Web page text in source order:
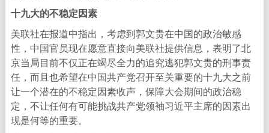
十九大的不稳定因素
美联社在报道中指出，考虑到郭文贵在中国的政治敏感
性，中国官员现在愿意直接向美联社提供信息，表明了北
京当局目前不仅正在竭尽全力的追究逃犯郭文贵的刑事责
任，而且也希望在中国共产党召开至关重要的十九大之前
让一个潜在的不稳定因素收声，保障大会期间的政治稳
定，不让任何有可能挑战共产党领袖习近平主席的因素出
现是何等的重要。